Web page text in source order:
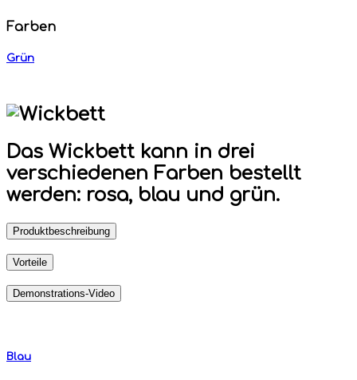
Farben
Grün
Das Wickbett kann in drei
verschiedenen Farben bestellt
werden: rosa, blau und grün.
Produktbeschreibung
Vorteile
Demonstrations-Video
Blau